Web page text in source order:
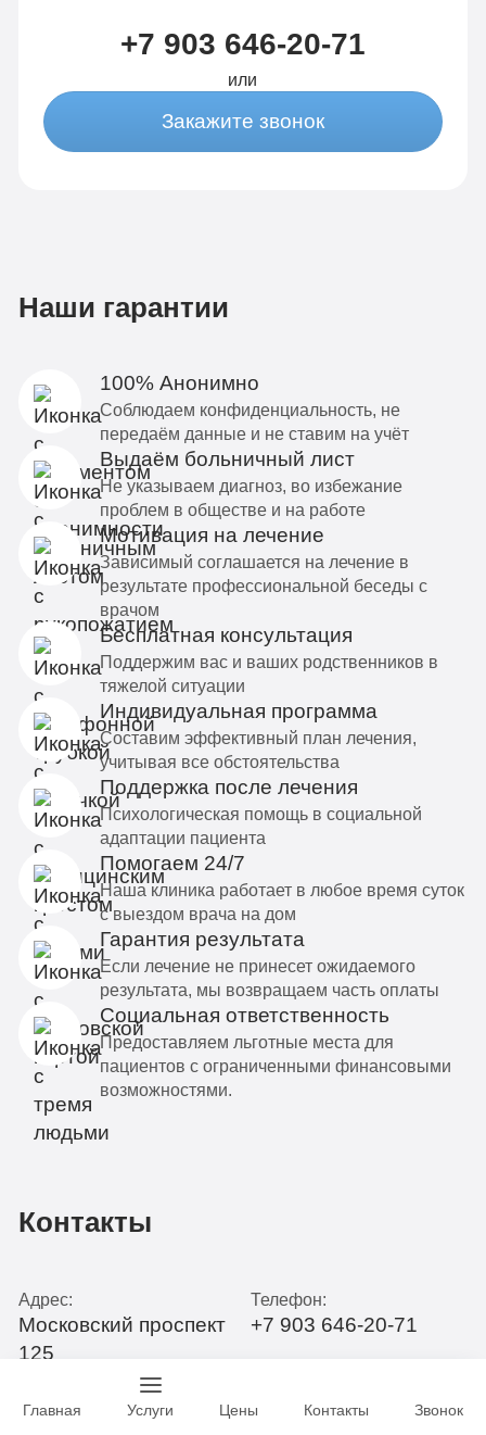
+7 903 646-20-71
или
Закажите звонок
Наши гарантии
100% Анонимно
Соблюдаем конфиденциальность, не
передаём данные и не ставим на учёт
Выдаём больничный лист
Не указываем диагноз, во избежание
проблем в обществе и на работе
Мотивация на лечение
Зависимый соглашается на лечение в
результате профессиональной беседы с
врачом
Бесплатная консультация
Поддержим вас и ваших родственников в
тяжелой ситуации
Индивидуальная программа
Составим эффективный план лечения,
учитывая все обстоятельства
Поддержка после лечения
Психологическая помощь в социальной
адаптации пациента
Помогаем 24/7
Наша клиника работает в любое время суток
с выездом врача на дом
Гарантия результата
Если лечение не принесет ожидаемого
результата, мы возвращаем часть оплаты
Социальная ответственность
Предоставляем льготные места для
пациентов с ограниченными финансовыми
возможностями.
Контакты
Адрес:
Московский проспект
125
Телефон:
+7 903 646-20-71
Telegram: Whatsapp:
Главная Услуги Цены Контакты Звонок